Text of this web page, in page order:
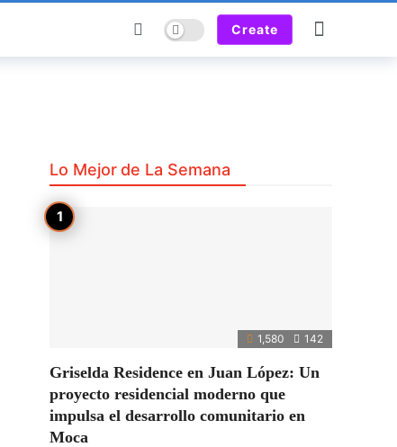
Dark mode Create
Lo Mejor de La Semana
1,580 142
Griselda Residence en Juan López: Un
proyecto residencial moderno que
impulsa el desarrollo comunitario en
Moca